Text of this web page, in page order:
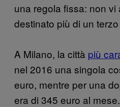
una regola fissa: non vi
destinato più di un
A Milano, la città più
nel 2016 una singola
euro, mentre per una
era di 345 euro al